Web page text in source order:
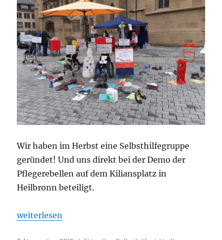
Wir haben im Herbst eine Selbsthilfegruppe
geründet! Und uns direkt bei der Demo der
Pflegerebellen auf dem Kiliansplatz in
Heilbronn beteiligt.
„„Teilhabe jetzt!“ Selbsthilfegruppe für
weiterlesen